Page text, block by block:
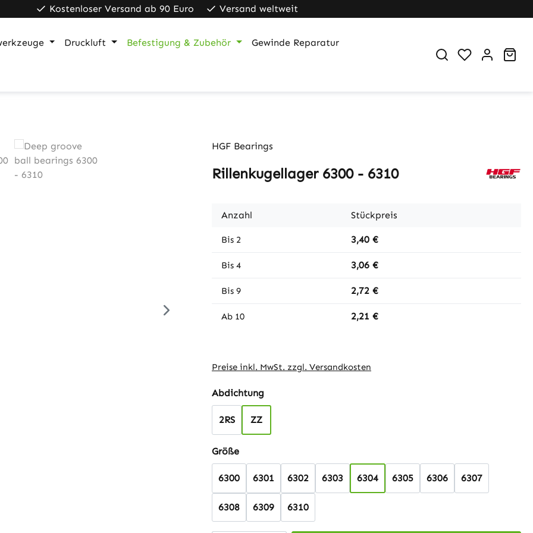
Kostenloser Versand ab 90 Euro Versand weltweit
Druckluft Befestigung & Zubehör Gewinde Reparatur
Du hast 0
HGF Bearings
Rillenkugellager 6300 - 6310
Anzahl Stückpreis
Bis 2 3,40 €
Bis 4 3,06 €
Bis 9 2,72 €
Ab 10 2,21 €
Preise inkl. MwSt. zzgl. Versandkosten
Abdichtung
2RS ZZ
Größeauswählen
6300 6301 6302 6303 6304 6305 6306 6307
6308 6309 6310